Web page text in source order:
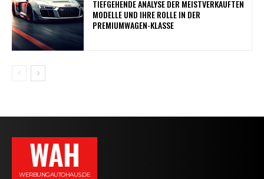
TIEFGEHENDE ANALYSE DER MEISTVERKAUFTEN
MODELLE UND IHRE ROLLE IN DER
PREMIUMWAGEN-KLASSE
WAH
WERBUNGAUTOHAUS.DE